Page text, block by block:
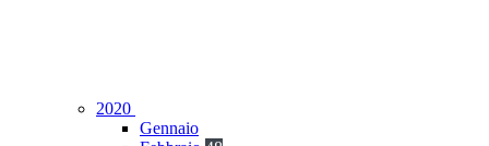
2020
Gennaio